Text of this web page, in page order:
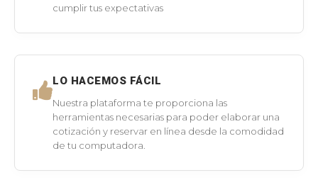
cumplir tus expectativas
LO HACEMOS FÁCIL
Nuestra plataforma te proporciona las
herramientas necesarias para poder elaborar una
cotización y reservar en línea desde la comodidad
de tu computadora.